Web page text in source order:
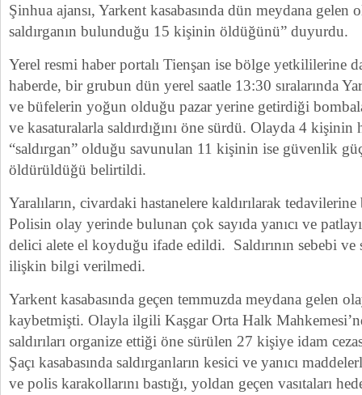
Şinhua ajansı, Yarkent kasabasında dün meydana gelen
saldırganın bulunduğu 15 kişinin öldüğünü” duyurdu.
Yerel resmi haber portalı Tienşan ise bölge yetkililerine
haberde, bir grubun dün yerel saatle 13:30 sıralarında
ve büfelerin yoğun olduğu pazar yerine getirdiği
ve kasaturalarla saldırdığını öne sürdü. Olayda 4 kişinin
“saldırgan” olduğu savunulan 11 kişinin ise güvenlik
öldürüldüğü belirtildi.
Yaralıların, civardaki hastanelere kaldırılarak
Polisin olay yerinde bulunan çok sayıda yanıcı ve
delici alete el koyduğu ifade edildi. Saldırının sebebi ve
ilişkin bilgi verilmedi.
Yarkent kasabasında geçen temmuzda meydana gelen
kaybetmişti. Olayla ilgili Kaşgar Orta Halk
saldırıları organize ettiği öne sürülen 27 kişiye idam
Şaçı kasabasında saldırganların kesici ve yanıcı
ve polis karakollarını bastığı, yoldan geçen vasıtaları